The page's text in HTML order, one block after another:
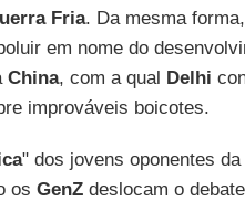
Fria. Da mesma
em nome do
China, com a qual Delhi
improváveis boicotes.
" dos jovens oponentes da
os GenZdeslocam o debate